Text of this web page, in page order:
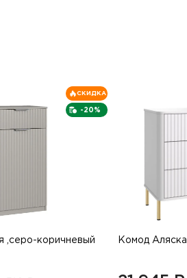
-20%
СКИДКА
,серо-коричневый Комод